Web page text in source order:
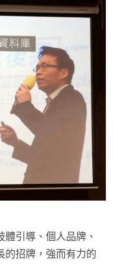
引導、個人品牌、
的招牌，強而有力的